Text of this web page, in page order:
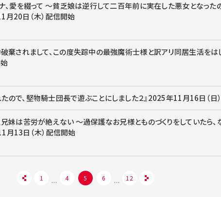
ナ、愛を綴って ～貧乏娘は逆行して二百年前に実在した悪女となっ
月20日（木）配信開始
破棄されまして、この度失踪中の最強魔術士様と訳アリ同居生活をはじ
ので、堅物騎士団長で遊ぶことにしました２』2025年11月16日（日
兄妹は苦労が絶えない ～過保護なお兄様とものづくりをしていたら
月13日（木）配信開始
1
…
4 5 6
…
12